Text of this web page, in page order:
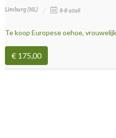
Limburg (NL) 8-8-2026
Te koop Europese oehoe,
€ 175,00